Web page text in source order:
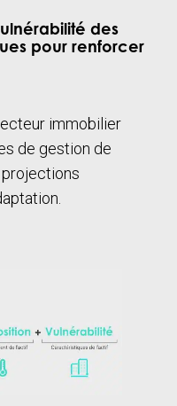
des
pour renforcer
immobilier
de gestion de
projections